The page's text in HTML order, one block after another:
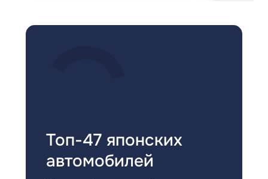
Топ-47 японских
автомобилей